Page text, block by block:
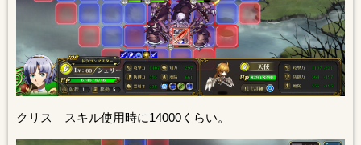
クリス スキル使用時に14000くらい。